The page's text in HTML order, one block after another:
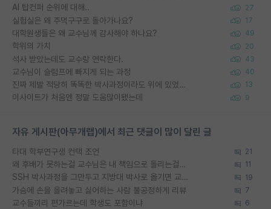
AI 탑컨퍼 순위에 대해.. 27
실험실은 왜 주먹구구로 돌아가나요? 17
대학원생들은 왜 교수님께 감사해야 하나요? 49
학위의 가치 20
석사 받았는데도 교수랑 연락한다. 43
교수님이 슬럼프에 빠지게 되는 과정 40
진짜 제발 적당히 똑똑한 박사과정이라도 위에 있었으면.. 13
이사이트가 처음엔 정말 도움많이됐는데 9
자유 게시판(아무개랩)에서 최근 댓글이 많이 달린 글
타대 학부연구생 컨택 조언 21
왜 후배가 못하는걸 교수님은 내 책임으로 돌리는걸까요? 11
SSH 박사과정을 그만두고 지방대 박사로 옮기면 교수의 꿈은 끝일까요? 19
가슴에 손을 올려놓고 싫어하는 사람 불공정하게 리뷰 7
교수들끼리 편가르는데 학생도 포함이냐 6